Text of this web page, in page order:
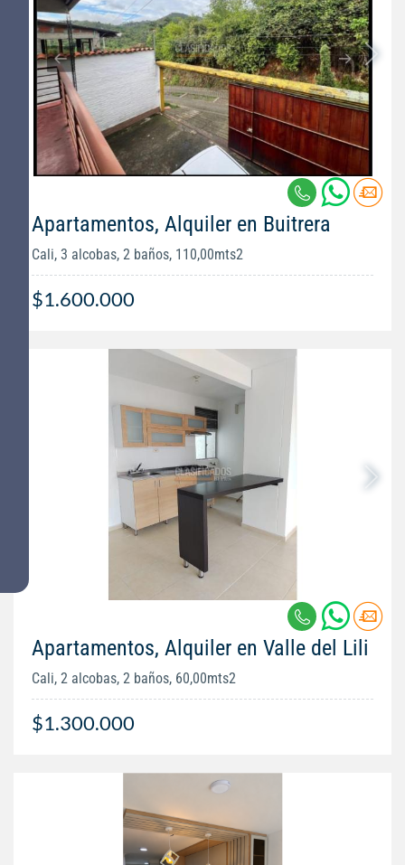
Apartamentos, Alquiler en Buitrera
Cali, 3 alcobas, 2 baños, 110,00mts2
$1.600.000
Apartamentos, Alquiler en Valle del Lili
Cali, 2 alcobas, 2 baños, 60,00mts2
$1.300.000